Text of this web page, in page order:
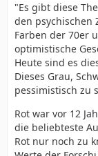
"Es gibt diese
den psychischen
Farben der 70er
optimistische
Heute sind es
Dieses Grau,
pessimistisch zu
Rot war vor 12
die beliebteste
Rot nur noch zu